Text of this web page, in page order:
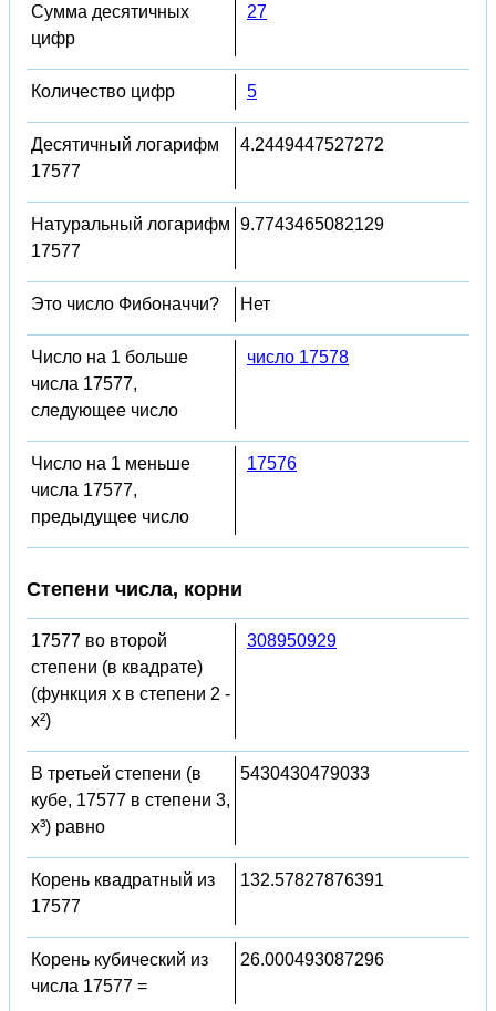
Сумма десятичных
цифр
27
Количество цифр 5
Десятичный логарифм
17577
4.2449447527272
Натуральный логарифм
17577
9.7743465082129
Это число Фибоначчи? Нет
Число на 1 больше
числа 17577,
следующее число
число 17578
Число на 1 меньше
числа 17577,
предыдущее число
17576
Степени числа, корни
17577 во второй
степени (в квадрате)
(функция x в степени 2 -
x²)
308950929
В третьей степени (в
кубе, 17577 в степени 3,
x³) равно
5430430479033
Корень квадратный из
17577
132.57827876391
Корень кубический из
числа 17577 =
26.000493087296